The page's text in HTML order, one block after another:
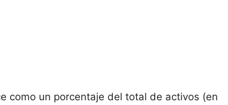
como un porcentaje del total de activos (en